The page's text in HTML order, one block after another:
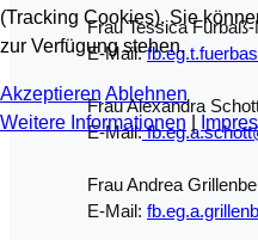
Frau Tessica
E-Mail:
Frau Alexandra
E-Mail:
Frau Andrea
E-Mail:
(Tracking Cookies). Sie
zur Verfügung stehen.
Akzeptieren Ablehnen
Weitere Informationen